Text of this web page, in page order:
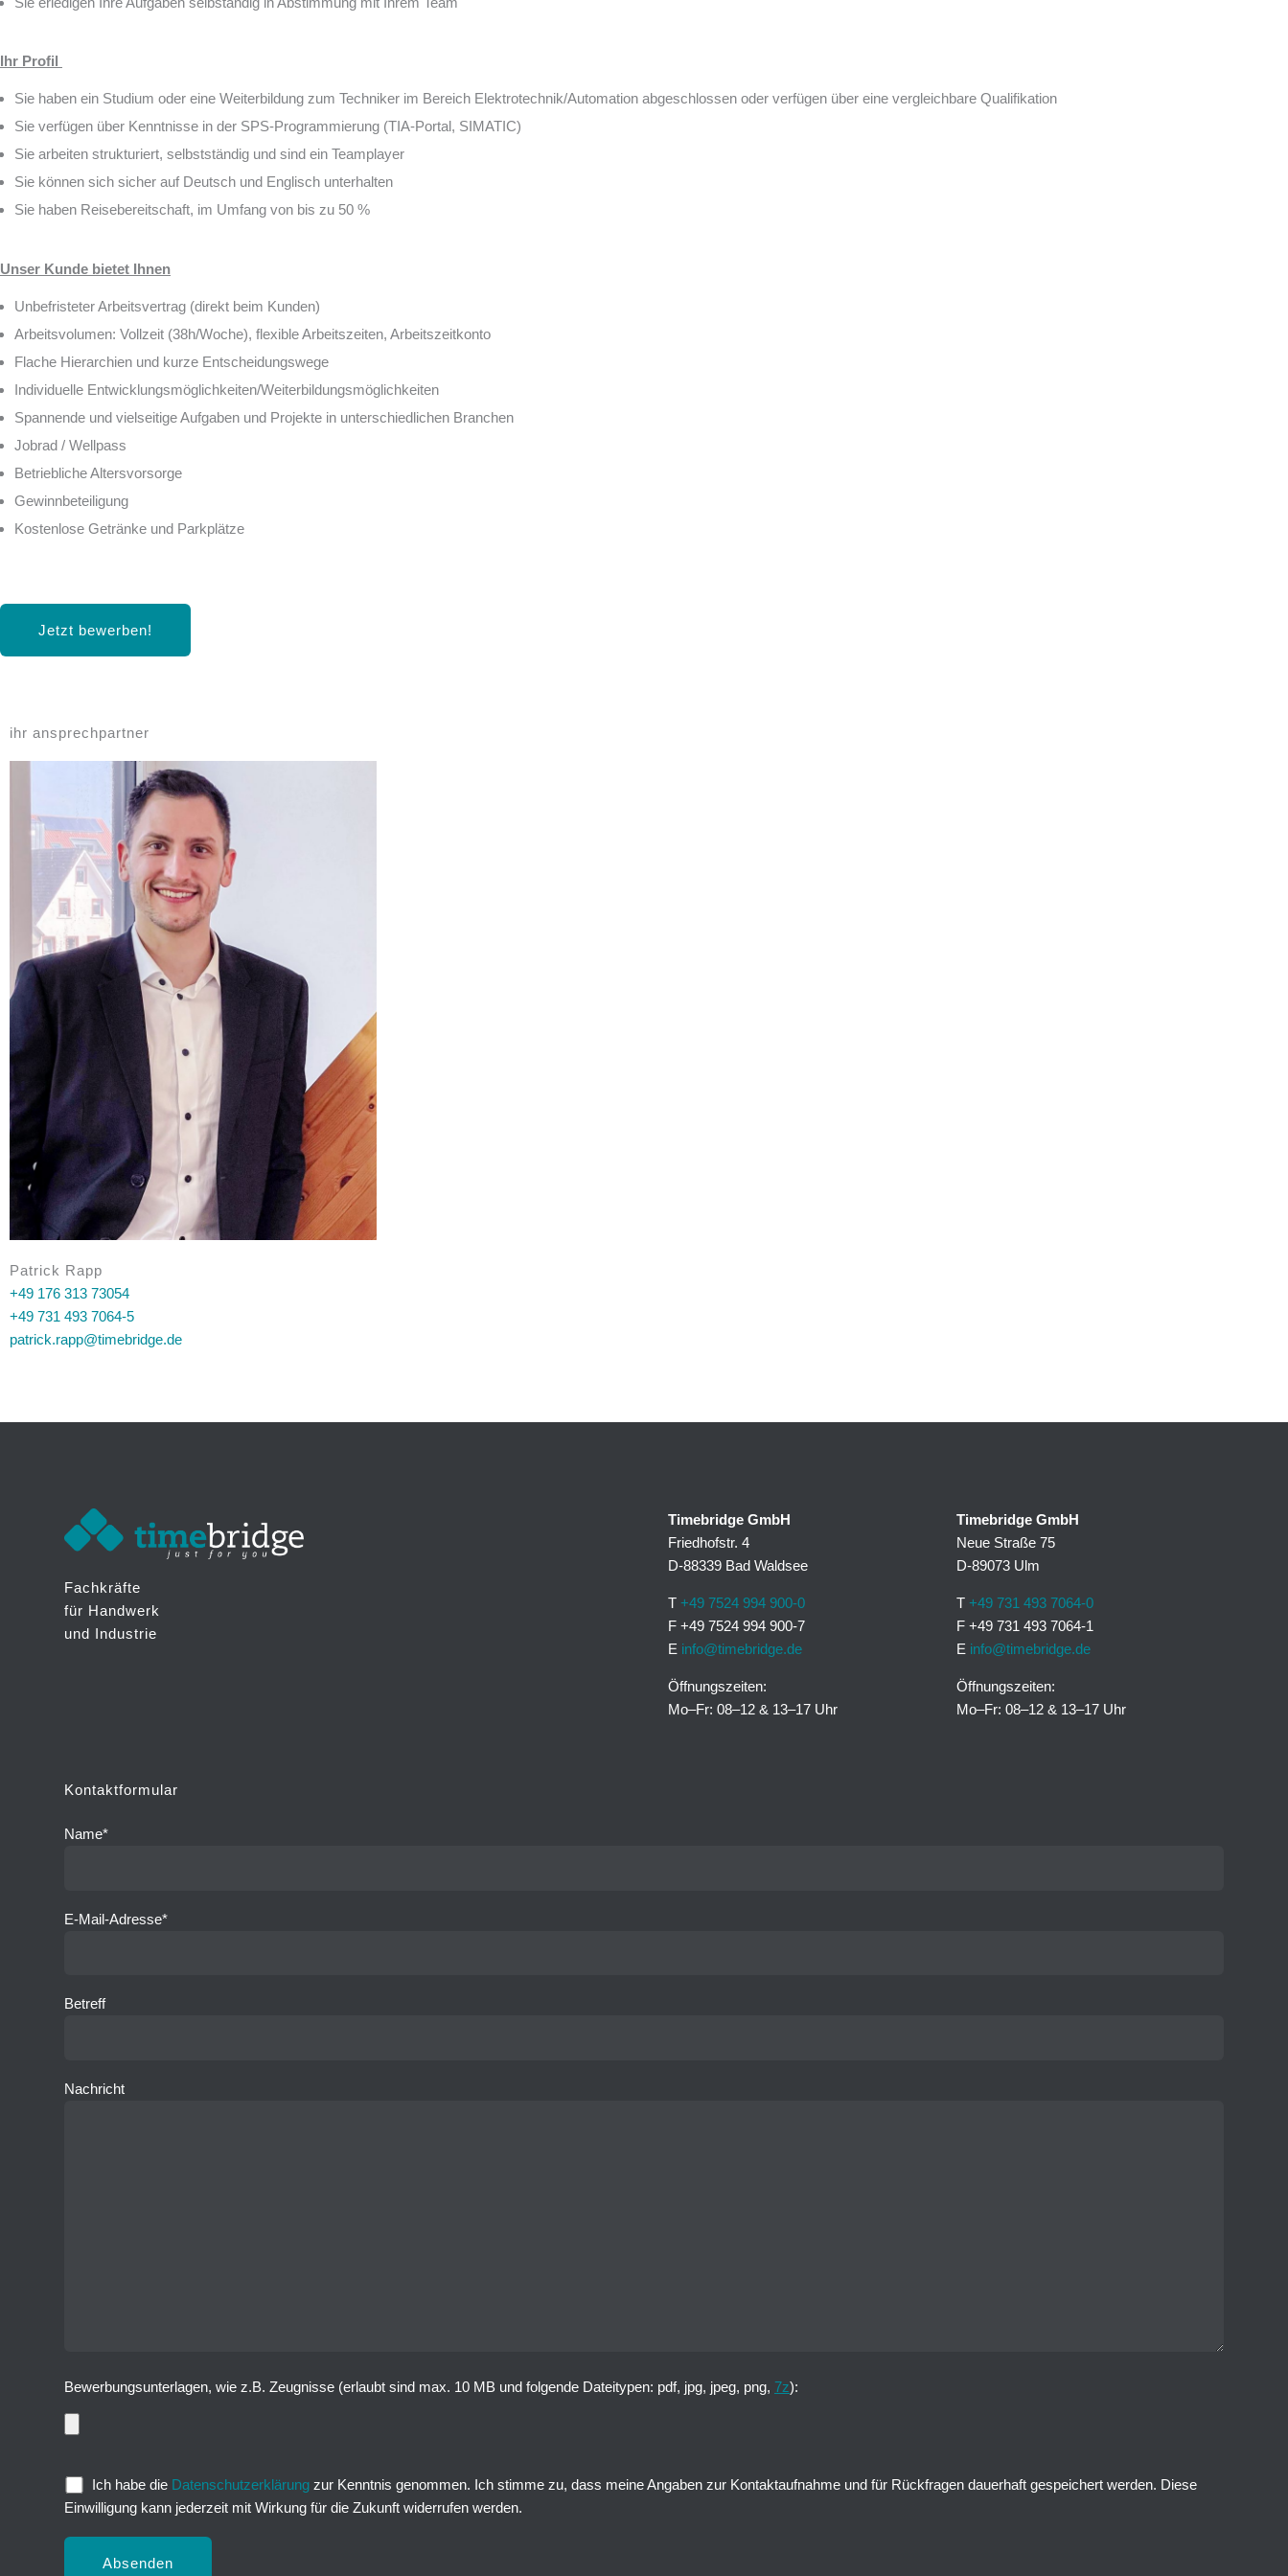
Ihr Profil
Sie haben ein Studium oder eine Weiterbildung zum Techniker im Bereich Elektrotechnik/Automation abgeschlossen oder verfügen über eine vergleichbare Qualifikation
Sie verfügen über Kenntnisse in der SPS-Programmierung (TIA-Portal, SIMATIC)
Sie arbeiten strukturiert, selbstständig und sind ein Teamplayer
Sie können sich sicher auf Deutsch und Englisch unterhalten
Sie haben Reisebereitschaft, im Umfang von bis zu 50 %
Unser Kunde bietet Ihnen
Unbefristeter Arbeitsvertrag (direkt beim Kunden)
Arbeitsvolumen: Vollzeit (38h/Woche), flexible Arbeitszeiten, Arbeitszeitkonto
Flache Hierarchien und kurze Entscheidungswege
Individuelle Entwicklungsmöglichkeiten/Weiterbildungsmöglichkeiten
Spannende und vielseitige Aufgaben und Projekte in unterschiedlichen Branchen
Jobrad / Wellpass
Betriebliche Altersvorsorge
Gewinnbeteiligung
Kostenlose Getränke und Parkplätze
Jetzt bewerben!
ihr ansprechpartner
Patrick Rapp
+49 176 313 73054
+49 731 493 7064-5
patrick.rapp@timebridge.de
Fachkräfte
für Handwerk
und Industrie
Timebridge GmbH
Friedhofstr. 4
D-88339 Bad Waldsee
T +49 7524 994 900-0
F +49 7524 994 900-7
E info@timebridge.de
Öffnungszeiten:
Mo–Fr: 08–12 & 13–17 Uhr
Timebridge GmbH
Neue Straße 75
D-89073 Ulm
T+49 731 493 7064-0
F +49 731 493 7064-1
E info@timebridge.de
Öffnungszeiten:
Mo–Fr: 08–12 & 13–17 Uhr
Kontaktformular
Name*
E-Mail-Adresse*
Betreff
Nachricht
Bewerbungsunterlagen, wie z.B. Zeugnisse (erlaubt sind max. 10 MB und folgende Dateitypen: pdf, jpg, jpeg, png, 7z):
Ich habe die Datenschutzerklärung zur Kenntnis genommen. Ich stimme zu, dass meine Angaben zur Kontaktaufnahme und für Rückfragen dauerhaft gespeichert werden. Diese
Einwilligung kann jederzeit mit Wirkung für die Zukunft widerrufen werden.
Bitte lasse dieses Feld leer.